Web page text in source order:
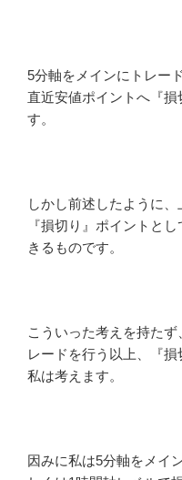
5分軸をメインにトレー
直近安値ポイントへ『
す。
しかし前述したように
『損切り』ポイントと
きるものです。
こういった考えを持た
レードを行う以上、『
私は考えます。
因みに私は5分軸をメイ